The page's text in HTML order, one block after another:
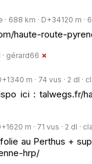
688 km · D+34120 m ·
haute-route-
gérard66
m · 74 vus · 2 dl ·
ici : talwegs.fr/
m · 71 vus · 2 dl ·
au Perthus +
hrp/